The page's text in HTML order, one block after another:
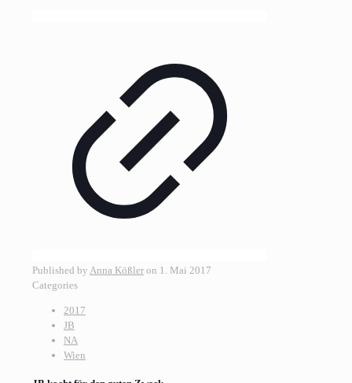
Published by Anna Kößler on 1. Mai 2017
Categories
2017
JB
NA
Wien